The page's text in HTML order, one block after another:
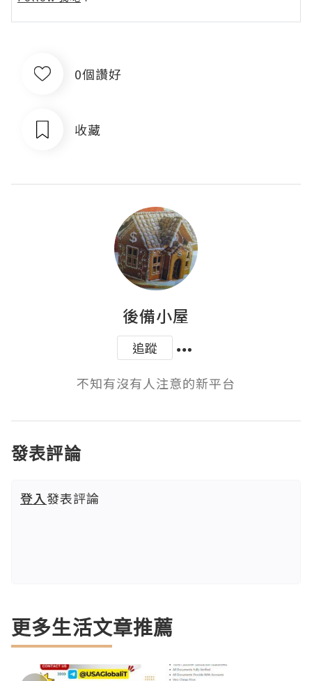
0個讚好
收藏
後備小屋
追蹤
不知有沒有人注意的新平台
發表評論
登入發表評論
更多生活文章推薦